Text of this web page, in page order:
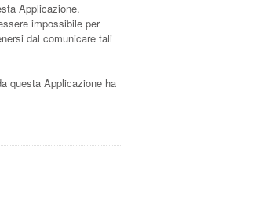
Applicazione.
impossibile per
dal comunicare tali
questa Applicazione ha